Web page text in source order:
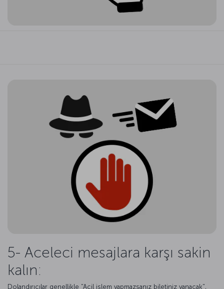
5- Aceleci mesajlara karşı sakin
kalın:
Dolandırıcılar genellikle "Acil işlem yapmazsanız biletiniz yanacak",